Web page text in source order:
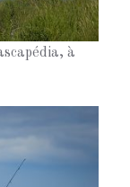
à